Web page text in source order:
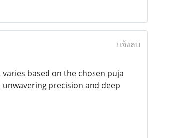
แจ้งลบ
based on the chosen puja
precision and deep